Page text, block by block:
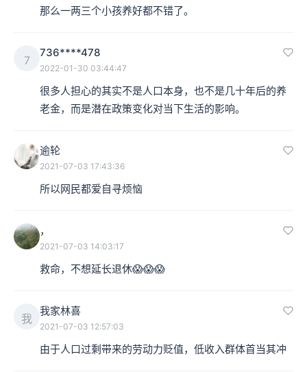
那么一两三个小孩养好都不错了。
7
736****478
2022-01-30 03:44:47
很多人担心的其实不是人口本身，也不是几十年后的养
老金，而是潜在政策变化对当下生活的影响。
逾轮
2021-07-03 17:43:36
所以网民都爱自寻烦恼
，
2021-07-03 14:03:17
救命，不想延长退休😱😱😱
我
我家林喜
2021-07-03 12:57:03
由于人口过剩带来的劳动力贬值，低收入群体首当其冲